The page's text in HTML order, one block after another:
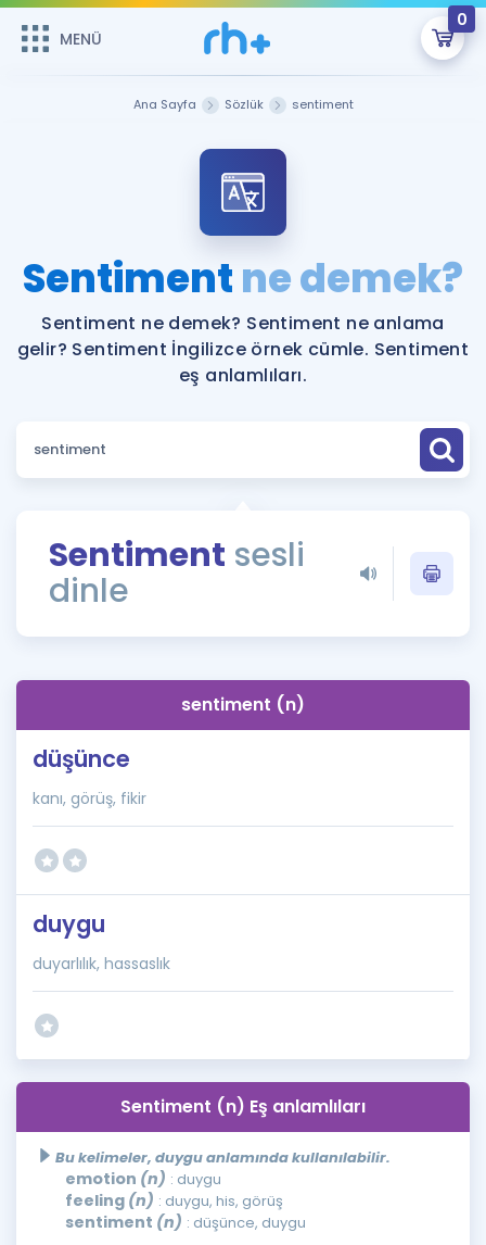
MENÜ
0
ÜYE DEĞİLİM
Sepetin Şu An Boş.
Remzi Hoca ile seni sınava hazırlayacak onlarca eğitim seni
bekliyor!
MENÜ
Faydalı Araçlar
Sözlük
Rehberlik Aracı
ÖSYM Sınav Takvimi
İngilizce Gramer
Hakkımızda
Ana Sayfa Sözlük sentiment
Sentimentne demek?
Sentiment ne demek? Sentiment ne anlama
gelir? Sentiment İngilizce örnek cümle. Sentiment
eş anlamlıları.
Sentiment sesli
dinle
sentiment (n)
düşünce
kanı, görüş, fikir
duygu
duyarlılık, hassaslık
Sentiment (n) Eş anlamlıları
Bu kelimeler, duygu anlamında kullanılabilir.
emotion (n) : duygu
feeling (n) : duygu, his, görüş
sentiment (n) : düşünce, duygu